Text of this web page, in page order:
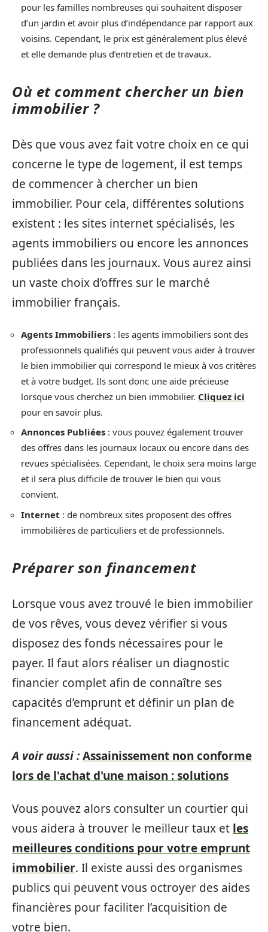
pour les familles nombreuses qui souhaitent disposer
d’un jardin et avoir plus d’indépendance par rapport aux
voisins. Cependant, le prix est généralement plus élevé
et elle demande plus d’entretien et de travaux.
Où et comment chercher un bien
immobilier ?
Dès que vous avez fait votre choix en ce qui
concerne le type de logement, il est temps
de commencer à chercher un bien
immobilier. Pour cela, différentes solutions
existent : les sites internet spécialisés, les
agents immobiliers ou encore les annonces
publiées dans les journaux. Vous aurez ainsi
un vaste choix d’offres sur le marché
immobilier français.
Agents Immobiliers : les agents immobiliers sont des
professionnels qualifiés qui peuvent vous aider à trouver
le bien immobilier qui correspond le mieux à vos critères
et à votre budget. Ils sont donc une aide précieuse
lorsque vous cherchez un bien immobilier. Cliquez ici
pour en savoir plus.
Annonces Publiées : vous pouvez également trouver
des offres dans les journaux locaux ou encore dans des
revues spécialisées. Cependant, le choix sera moins large
et il sera plus difficile de trouver le bien qui vous
convient.
Internet : de nombreux sites proposent des offres
immobilières de particuliers et de professionnels.
Préparer son financement
Lorsque vous avez trouvé le bien immobilier
de vos rêves, vous devez vérifier si vous
disposez des fonds nécessaires pour le
payer. Il faut alors réaliser un diagnostic
financier complet afin de connaître ses
capacités d’emprunt et définir un plan de
financement adéquat.
A voir aussi :Assainissement non conforme
lors de l'achat d'une maison : solutions
Vous pouvez alors consulter un courtier qui
vous aidera à trouver le meilleur taux et les
meilleures conditions pour votre emprunt
immobilier. Il existe aussi des organismes
publics qui peuvent vous octroyer des aides
financières pour faciliter l’acquisition de
votre bien.